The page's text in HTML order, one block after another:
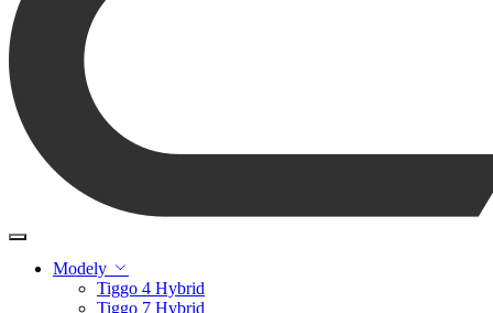
Modely
Tiggo 4 Hybrid
Tiggo 7 Hybrid